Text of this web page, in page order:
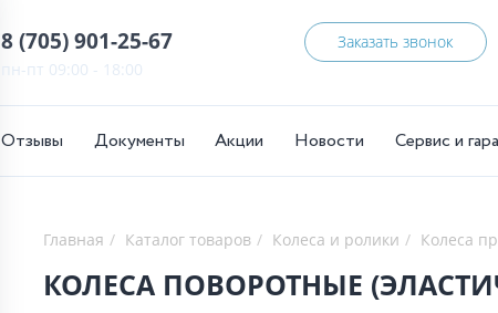
8 (705) 901-25-67
пн-пт 09:00 - 18:00
Заказать звонок
Отзывы Документы Акции Новости Сервис и
Главная Каталог товаров Колеса и ролики Колеса
КОЛЕСА ПОВОРОТНЫЕ